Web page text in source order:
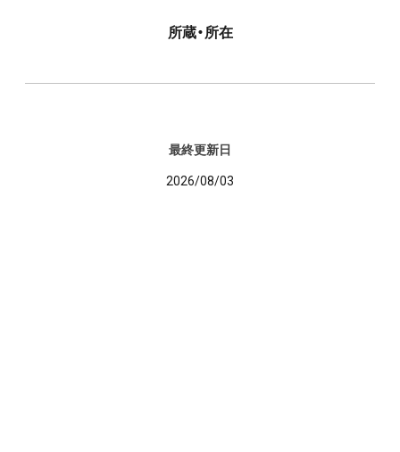
所蔵・所在
最終更新日
2026/08/03